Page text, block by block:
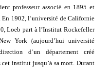
professeur associé en 1895 et
1902, l’université de Californie
Loeb part à l’Institut Rockefeller
York (aujourd’hui université
d’un département créé
institut jusqu’à sa mort. Durant